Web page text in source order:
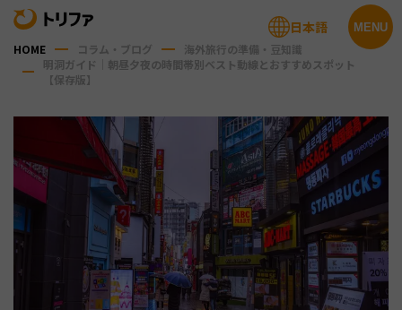
MENU
日本語
HOME コラム・ブログ
海外旅行の準備・豆知識
明洞ガイド｜朝昼夕夜の時間帯別ベスト動線とおすすめスポット
【保存版】